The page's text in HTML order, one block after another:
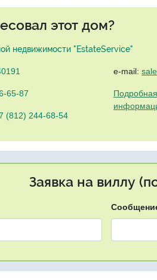
этот дом?
недвижимости "EstateService"
65-87
(812) 244-68-54
e-mail:
Заявка на виллу